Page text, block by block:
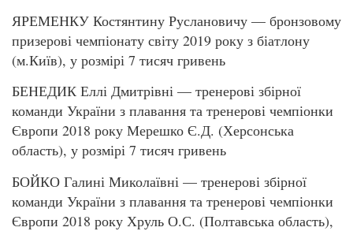
ЯРЕМЕНКУ Костянтину Руслановичу — бронзовому
призерові чемпіонату світу 2019 року з біатлону
(м.Київ), у розмірі 7 тисяч гривень
БЕНЕДИК Еллі Дмитрівні — тренерові збірної
команди України з плавання та тренерові чемпіонки
Європи 2018 року Мерешко Є.Д. (Херсонська
область), у розмірі 7 тисяч гривень
БОЙКО Галині Миколаївні — тренерові збірної
команди України з плавання та тренерові чемпіонки
Європи 2018 року Хруль О.С. (Полтавська область),